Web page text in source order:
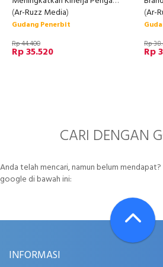
(Ar-Ruzz Media)
Gudang Penerbit
Rp 44.400
Rp 35.520
(Ar-
Rp
Rp
CARI DENGAN
Anda telah mencari, namun belum
google di bawah ini:
INFORMASI